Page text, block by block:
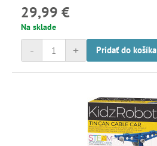
29,99 €
Na sklade
+
- Pridať do košíka